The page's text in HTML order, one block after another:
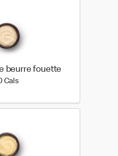
beurre fouette
Cals70 calories